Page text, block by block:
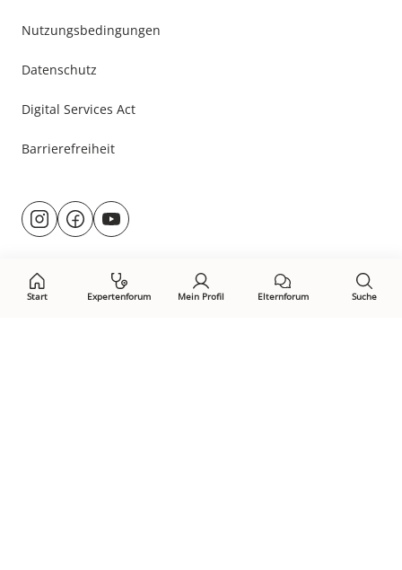
Start Expertenforum Mein Profil Elternforum Suche
Nutzungsbedingungen
Datenschutz
Digital Services Act
Barrierefreiheit
Besuche
uns@rund.ums.baby
facebook.com/rundumsbaby.de
youtube.com/@rundumsbaby_